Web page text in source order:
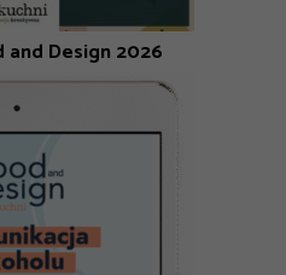
and Design 2026